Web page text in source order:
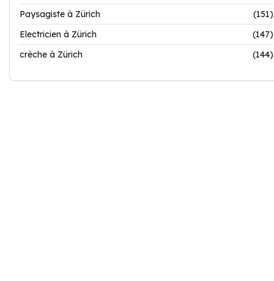
Paysagiste à Zürich
(151)
Electricien à Zürich
(147)
crèche à Zürich
(144)